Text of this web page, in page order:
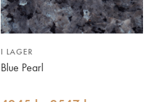
I LAGER
Blue Pearl